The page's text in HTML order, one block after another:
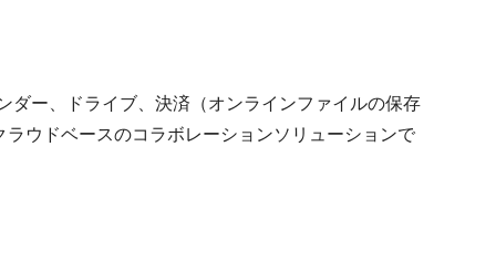
ー、ドライブ、決済（オンラインファイルの保存
ウドベースのコラボレーションソリューションで